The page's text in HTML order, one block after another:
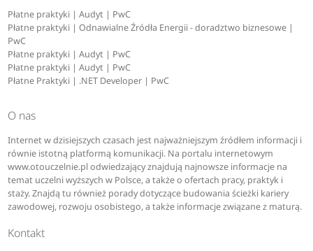
Płatne praktyki | Audyt | PwC
Płatne praktyki | Odnawialne Źródła Energii - doradztwo biznesowe |
PwC
Płatne praktyki | Audyt | PwC
Płatne praktyki | Audyt | PwC
Płatne Praktyki | .NET Developer | PwC
O nas
Internet w dzisiejszych czasach jest najważniejszym źródłem informacji i
równie istotną platformą komunikacji. Na portalu internetowym
www.otouczelnie.pl odwiedzający znajdują najnowsze informacje na
temat uczelni wyższych w Polsce, a także o ofertach pracy, praktyk i
staży. Znajdą tu również porady dotyczące budowania ścieżki kariery
zawodowej, rozwoju osobistego, a także informacje związane z maturą.
Kontakt